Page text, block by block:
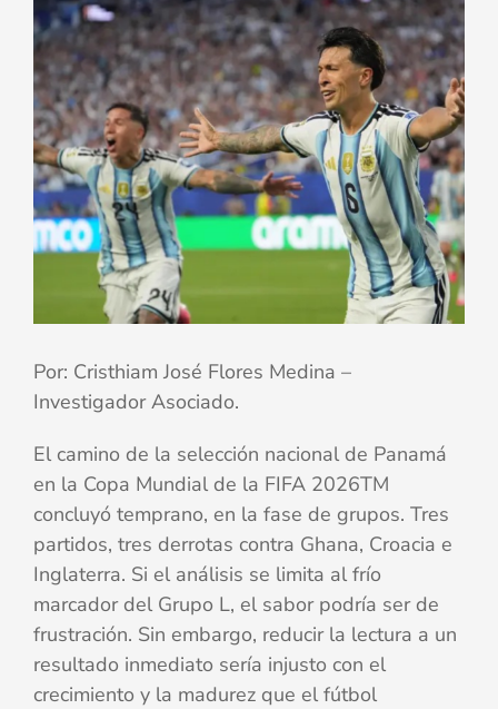
Por: Cristhiam José Flores Medina –
Investigador Asociado.
El camino de la selección nacional de Panamá
en la Copa Mundial de la FIFA 2026TM
concluyó temprano, en la fase de grupos. Tres
partidos, tres derrotas contra Ghana, Croacia e
Inglaterra. Si el análisis se limita al frío
marcador del Grupo L, el sabor podría ser de
frustración. Sin embargo, reducir la lectura a un
resultado inmediato sería injusto con el
crecimiento y la madurez que el fútbol